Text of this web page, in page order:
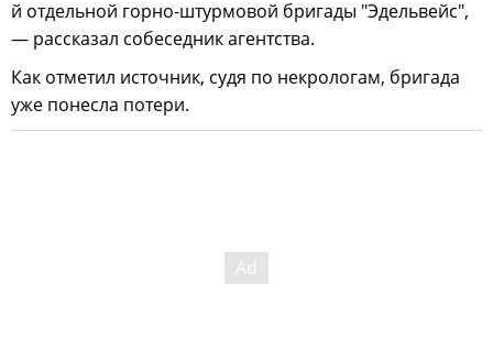
й отдельной горно-штурмовой бригады "Эдельвейс",
— рассказал собеседник агентства.
Как отметил источник, судя по некрологам, бригада
уже понесла потери.